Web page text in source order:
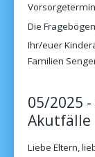
Die
Ihr/euer
Familien
05/2025
Akutfälle
Liebe Eltern,